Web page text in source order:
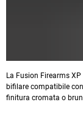
La Fusion Firearms
bifilare compatibile
finitura cromata o